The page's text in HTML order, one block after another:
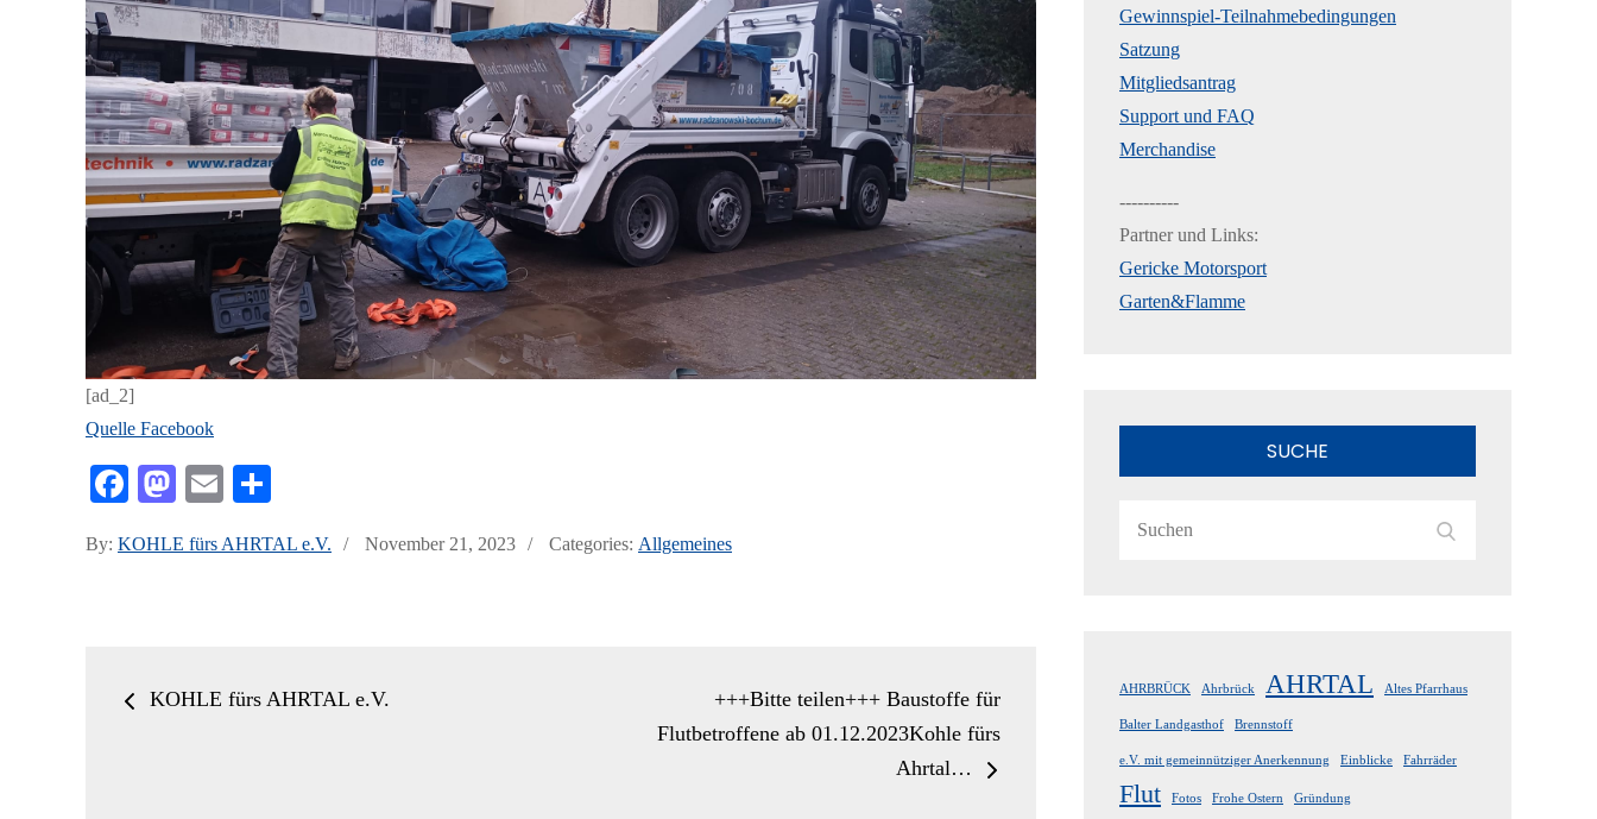
[ad_2]
Quelle Facebook
Fa
bo
M
to
E
ail n
By: KOHLE fürs AHRTAL e.V.
Posted
November 21, 2023 Categories: Allgemeines
Beitrags-
Navigation
KOHLE fürs AHRTAL e.V.
+++Bitte teilen+++ Baustoffe für
Flutbetroffene ab 01.12.2023Kohle fürs
Ahrtal…
Gewinnspiel-Teilnahmebedingungen
Satzung
Mitgliedsantrag
Support und FAQ
Merchandise
----------
Partner und Links:
Gericke Motorsport
Garten&Flamme
SUCHE
AHRBRÜCK Ahrbrück AHRTAL Altes Pfarrhaus
Balter Landgasthof Brennstoff
e.V. mit gemeinnütziger Anerkennung Einblicke Fahrräder
Flut Fotos Frohe Ostern Gründung